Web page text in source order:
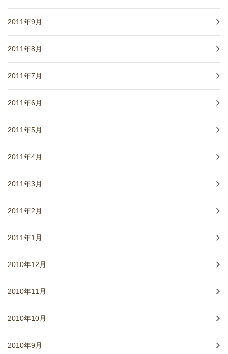
2011年9月
2011年8月
2011年7月
2011年6月
2011年5月
2011年4月
2011年3月
2011年2月
2011年1月
2010年12月
2010年11月
2010年10月
2010年9月